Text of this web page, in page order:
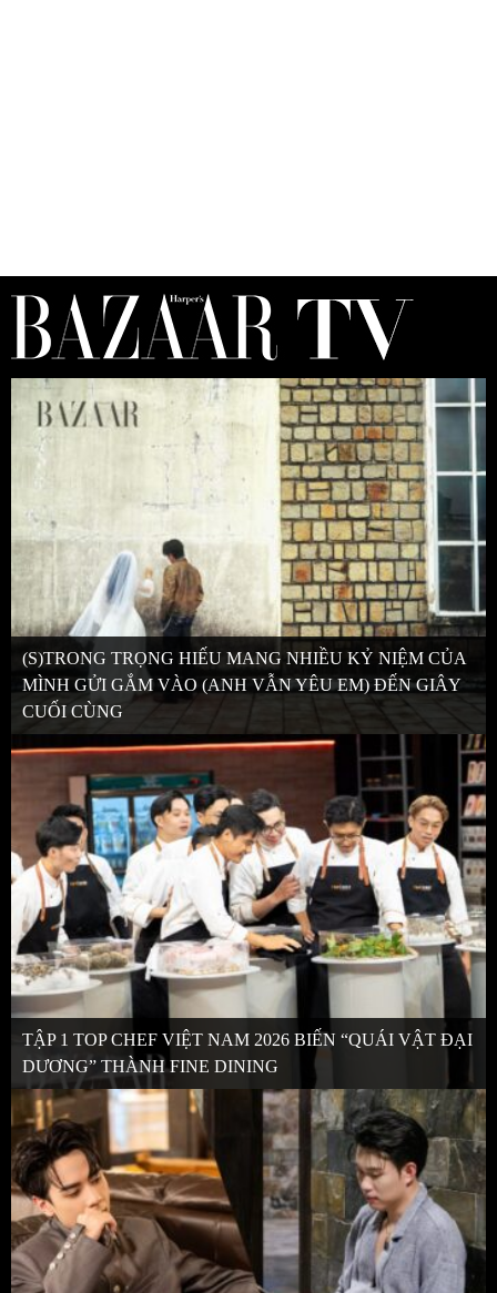
(S)TRONG TRỌNG HIẾU MANG NHIỀU KỶ NIỆM CỦA
MÌNH GỬI GẮM VÀO (ANH VẪN YÊU EM) ĐẾN GIÂY
CUỐI CÙNG
TẬP 1 TOP CHEF VIỆT NAM 2026 BIẾN “QUÁI VẬT ĐẠI
DƯƠNG” THÀNH FINE DINING